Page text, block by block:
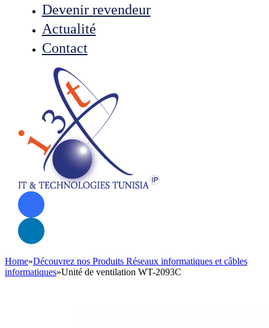
Devenir revendeur
Actualité
Contact
Home»Découvrez nos Produits Réseaux informatiques et câbles
informatiques»Unité de ventilation WT-2093C